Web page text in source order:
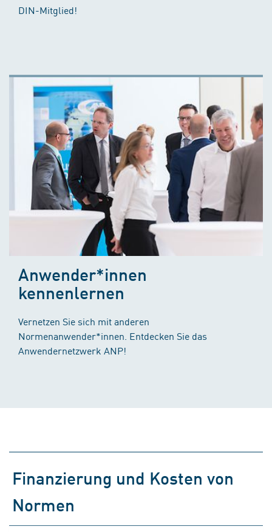
DIN-Mitglied!
Anwender*innen
kennenlernen
Vernetzen Sie sich mit anderen
Normenanwender*innen. Entdecken Sie das
Anwendernetzwerk ANP!
Finanzierung und Kosten von
Normen